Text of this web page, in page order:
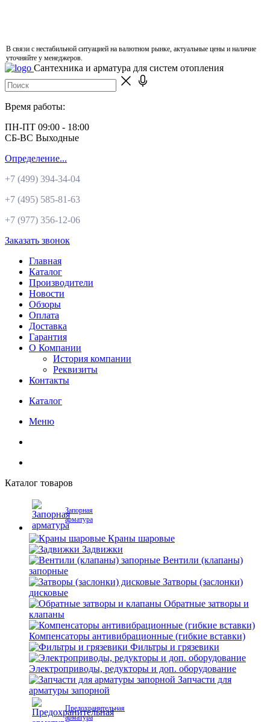
В связи с нестабильной ситуацией на валютном рынке, актуальные цены и наличие
уточняйте у менеджеров.
Сантехника и арматура для систем отопления
Время работы:
ПН-ПТ 09:00 - 18:00
СБ-ВС Выходные
Определение...
+7 (499) 394-34-04
+7 (495) 585-81-63
+7 (977) 356-12-06
Заказать звонок
Главная
Каталог
Производители
Новости
Обзоры
Оплата
Доставка
Гарантия
О Компании
История компании
Реквизиты
Контакты
Каталог
Меню
Каталог товаров
Запорная
арматура
Краны шаровые
Задвижки
Вентили (клапаны)
запорные
Затворы (заслонки)
дисковые
Обратные затворы и
клапаны
Компенсаторы антивибрационные (гибкие вставки)
Фильтры и грязевики
Электроприводы, редукторы и доп. оборудование
Запчасти для
арматуры запорной
Предохранительная
арматура